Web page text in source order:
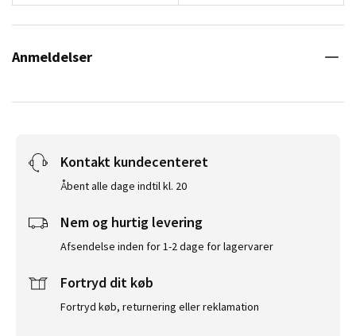
Anmeldelser
Kontakt kundecenteret
Åbent alle dage indtil kl. 20
Nem og hurtig levering
Afsendelse inden for 1-2 dage for lagervarer
Fortryd dit køb
Fortryd køb, returnering eller reklamation